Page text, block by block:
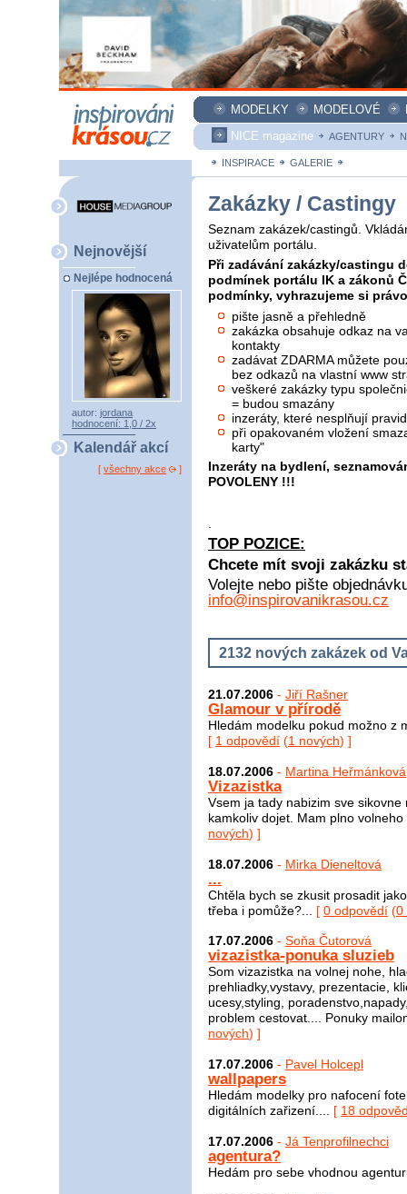
MODELKY MODELOVÉ
NICE magazine
AGENTURY
INSPIRACE GALERIE
Nejnovější
Nejlépe hodnocená
autor: jordana
hodnocení: 1,0 / 2x
Kalendář akcí
[ všechny akce ]
Zakázky / Castingy
Seznam zakázek/castingů.
uživatelům portálu.
Při zadávání zakázky/castingu
podmínek portálu IK a zákonů
podmínky, vyhrazujeme si
pište jasně a přehledně
zakázka obsahuje odkaz na
kontakty
zadávat ZDARMA můžete
bez odkazů na vlastní www
veškeré zakázky typu
= budou smazány
inzeráty, které nesplňují
při opakovaném vložení
karty"
Inzeráty na bydlení,
POVOLENY !!!
TOP POZICE:
Chcete mít svoji zakázku
Volejte nebo pište
info@inspirovanikrasou.cz
2132 nových zakázek od
21.07.2006 - Jiří Rašner
Glamour v přírodě
Hledám modelku pokud možno z
[ 1 odpovědí (1 nových) ]
18.07.2006 - Martina Heřmánková
Vizazistka
Vsem ja tady nabizim sve
kamkoliv dojet. Mam plno
nových) ]
18.07.2006 - Mirka Dieneltová
...
Chtěla bych se zkusit prosadit
třeba i pomůže?... [ 0 odpovědí (0
17.07.2006 - Soňa Čutorová
vizazistka-ponuka sluzieb
Som vizazistka na volnej nohe,
prehliadky,vystavy, prezentacie,
ucesy,styling,
problem cestovat.... Ponuky
nových) ]
17.07.2006 - Pavel Holcepl
wallpapers
Hledám modelky pro nafocení
digitálních zařizení.... [ 18
17.07.2006 - Já Tenprofilnechci
agentura?
Hedám pro sebe vhodnou